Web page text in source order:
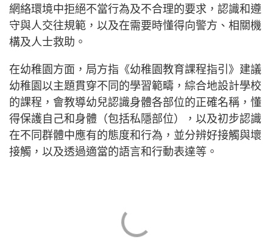
網絡環境中拒絕不當行為及不合理的要求，認識和遵
守與人交往規範，以及在需要時懂得向警方、相關機
構及人士救助。
在幼稚園方面，局方指《幼稚園教育課程指引》建議
幼稚園以主題貫穿不同的學習範疇，綜合地設計學校
的課程，會教導幼兒認識身體各部位的正確名稱，懂
得保護自己和身體（包括私隱部位），以及初步認識
在不同群體中應有的態度和行為，並分辨好接觸與壞
接觸，以及透過適當的語言和行動表達等。